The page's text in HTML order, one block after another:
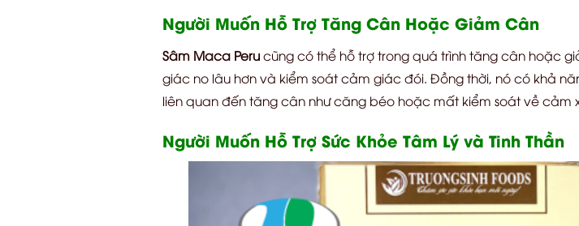
Người Muốn Hỗ Trợ Tăng Cân Hoặc Giảm Cân
Sâm Maca Perucũng có thể hỗ trợ trong quá trình tăng cân hoặc
giác no lâu hơn và kiểm soát cảm giác đói. Đồng thời, nó có khả
liên quan đến tăng cân như căng béo hoặc mất kiểm soát về cảm
Người Muốn Hỗ Trợ Sức Khỏe Tâm Lý và Tinh Thần